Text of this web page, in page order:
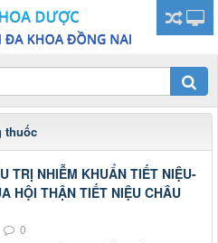
thuốc
TRỊ NHIỄM KHUẨN TIẾT NIỆU-
HỘI THẬN TIẾT NIỆU CHÂU
0